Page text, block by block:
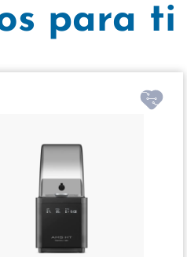
para ti